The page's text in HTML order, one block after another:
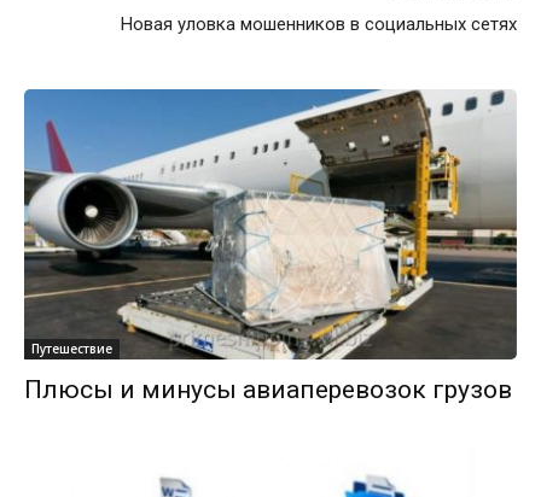
Новая уловка мошенников в социальных сетях
Путешествие
Плюсы и минусы авиаперевозок грузов